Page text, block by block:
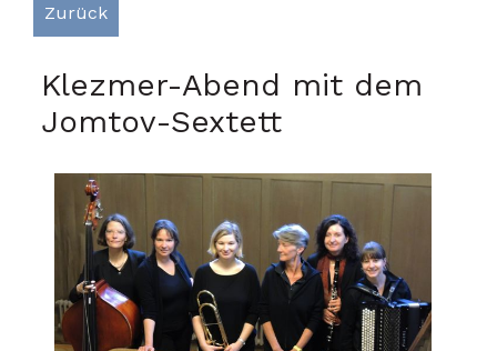
Zurück
Klezmer-Abend mit dem
Jomtov-Sextett